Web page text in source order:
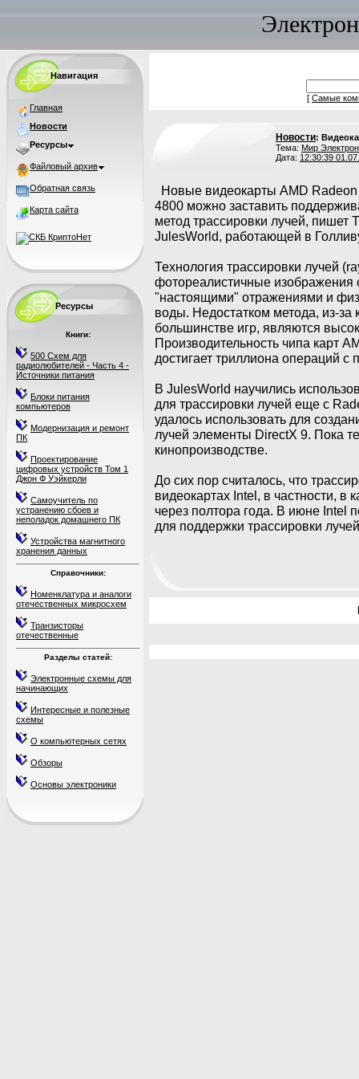
Навигация
Главная
Новости
Ресурсы
Файловый архив
Обратная связь
Карта сайта
Ресурсы
Книги:
500 Схем для
радиолюбителей - Часть 4 -
Источники питания
Блоки питания
компьютеров
Модернизация и ремонт
ПК
Проектирование
цифровых устройств Том 1
Джон Ф Уэйкерли
Самоучитель по
устранению сбоев и
неполадок домашнего ПК
Устройства магнитного
хранения данных
Справочники:
Номенклатура и аналоги
отечественных микросхем
Транзисторы
отечественные
Разделы статей:
Электронные схемы для
начинающих
Интересные и полезные
схемы
О компьютерных сетях
Обзоры
Основы электроники
[ Самые
Новости:
Тема: Мир
Дата: 12:30:39
Новые видеокарты AMD
4800 можно заставить
метод трассировки лучей, пишет
JulesWorld, работающей в
Технология трассировки лучей
фотореалистичные
"настоящими" отражениями и
воды. Недостатком метода, из-за
большинстве игр, являются
Производительность чипа карт
достигает триллиона операций с
В JulesWorld научились
для трассировки лучей еще с
удалось использовать для
лучей элементы DirectX 9. Пока
кинопроизводстве.
До сих пор считалось, что
видеокартах Intel, в частности, в
через полтора года. В июне Intel
для поддержки трассировки